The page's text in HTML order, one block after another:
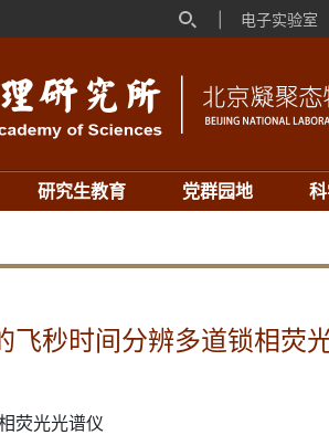
电子实验室
研究生教育 党群园地
飞秒时间分辨多道锁相荧
荧光光谱仪